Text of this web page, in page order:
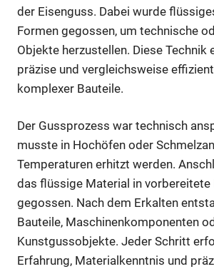
der Eisenguss. Dabei wurde
Formen gegossen, um technische
Objekte herzustellen. Diese Technik
präzise und vergleichsweise
komplexer Bauteile.
Der Gussprozess war technisch
musste in Hochöfen oder
Temperaturen erhitzt werden.
das flüssige Material in vorbereitete
gegossen. Nach dem Erkalten
Bauteile, Maschinenkomponenten
Kunstgussobjekte. Jeder Schritt
Erfahrung, Materialkenntnis und